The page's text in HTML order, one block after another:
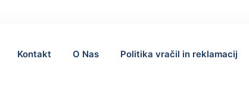
Kontakt O Nas Politika vračil in reklamacij